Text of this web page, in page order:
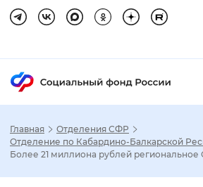
Настройка режима
Главная
Отделения СФР
Отделение по Кабардино-Балкарской
Более 21 миллиона рублей